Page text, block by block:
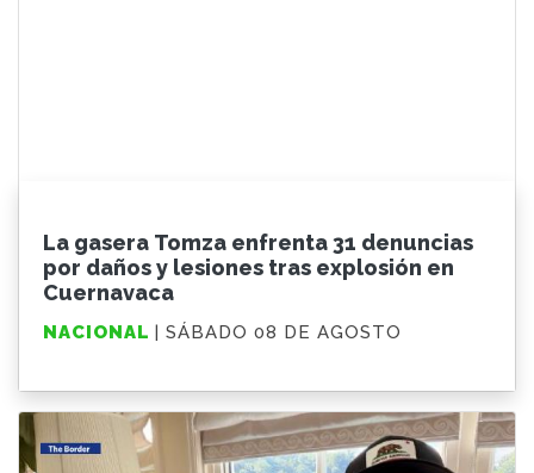
La gasera Tomza enfrenta 31 denuncias
por daños y lesiones tras explosión en
Cuernavaca
NACIONAL | SÁBADO 08 DE AGOSTO